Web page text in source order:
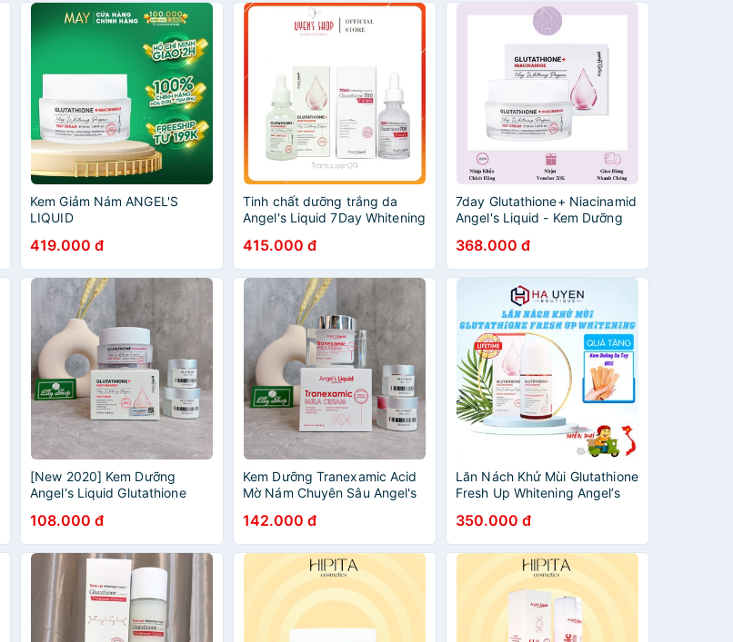
Kem Giảm Nám ANGEL'S
LIQUID
700V-CREAM 50ml
419.000 đ
Tinh chất dưỡng trắng da
Angel's Liquid 7Day Whitening
Ample/ Niacicamide 700V
Ampoule 30ml
415.000 đ
7day Glutathione+ Niacinamid
Angel's Liquid - Kem Dưỡng
368.000 đ
[New 2020] Kem Dưỡng
Angel's Liquid Glutathione
Program 700V Cream
108.000 đ
Kem Dưỡng Tranexamic Acid
Mờ Nám Chuyên Sâu Angel's
142.000 đ
Lăn Nách Khử Mùi Glutathione
Fresh Up Whitening Angel’s
Ngay Lần Đầu - 60ml [ CHÍNH
- HÃNG ]
350.000 đ